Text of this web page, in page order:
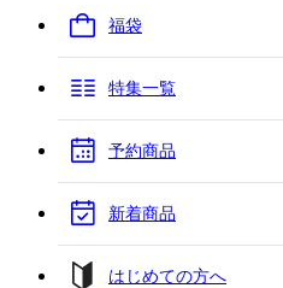
福袋
特集一覧
予約商品
新着商品
はじめての方へ